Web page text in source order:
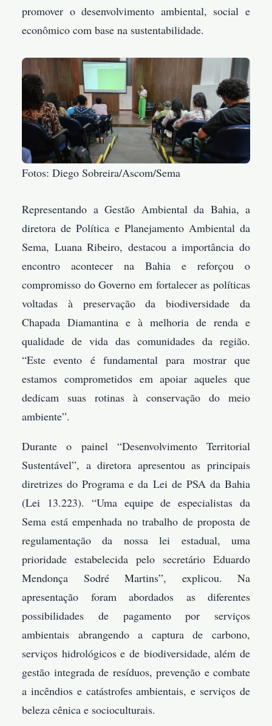
promover o desenvolvimento ambiental, social e
econômico com base na sustentabilidade.
Fotos: Diego Sobreira/Ascom/Sema
Representando a Gestão Ambiental da Bahia, a
diretora de Política e Planejamento Ambiental da
Sema, Luana Ribeiro, destacou a importância do
encontro acontecer na Bahia e reforçou o
compromisso do Governo em fortalecer as políticas
voltadas à preservação da biodiversidade da
Chapada Diamantina e à melhoria de renda e
qualidade de vida das comunidades da região.
“Este evento é fundamental para mostrar que
estamos comprometidos em apoiar aqueles que
dedicam suas rotinas à conservação do meio
ambiente”.
Durante o painel “Desenvolvimento Territorial
Sustentável”, a diretora apresentou as principais
diretrizes do Programa e da Lei de PSA da Bahia
(Lei 13.223). “Uma equipe de especialistas da
Sema está empenhada no trabalho de proposta de
regulamentação da nossa lei estadual, uma
prioridade estabelecida pelo secretário Eduardo
Mendonça Sodré Martins”, explicou. Na
apresentação foram abordados as diferentes
possibilidades de pagamento por serviços
ambientais abrangendo a captura de carbono,
serviços hidrológicos e de biodiversidade, além de
gestão integrada de resíduos, prevenção e combate
a incêndios e catástrofes ambientais, e serviços de
beleza cênica e socioculturais.